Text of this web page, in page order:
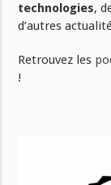
technologies,
d’autres
Retrouvez les
!